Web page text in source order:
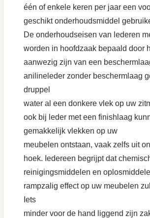
één of enkele keren per jaar een
geschikt onderhoudsmiddel
De onderhoudseisen van lederen
worden in hoofdzaak bepaald door
aanwezig zijn van een
anilineleder zonder beschermlaag
druppel
water al een donkere vlek op uw
ook bij leder met een finishlaag
gemakkelijk vlekken op uw
meubelen ontstaan, vaak zelfs uit
hoek. Iedereen begrijpt dat
reinigingsmiddelen en
rampzalig effect op uw meubelen
Iets
minder voor de hand liggend zijn